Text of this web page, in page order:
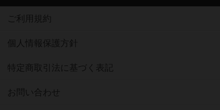
ご利用規約
個人情報保護方針
特定商取引法に基づく表記
お問い合わせ